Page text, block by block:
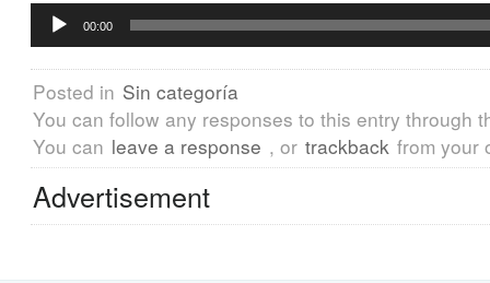
Reproductor
00:00
Posted in Sin categoría
You can follow any responses to this entry through
You can leave a response , or trackback from your
Advertisement